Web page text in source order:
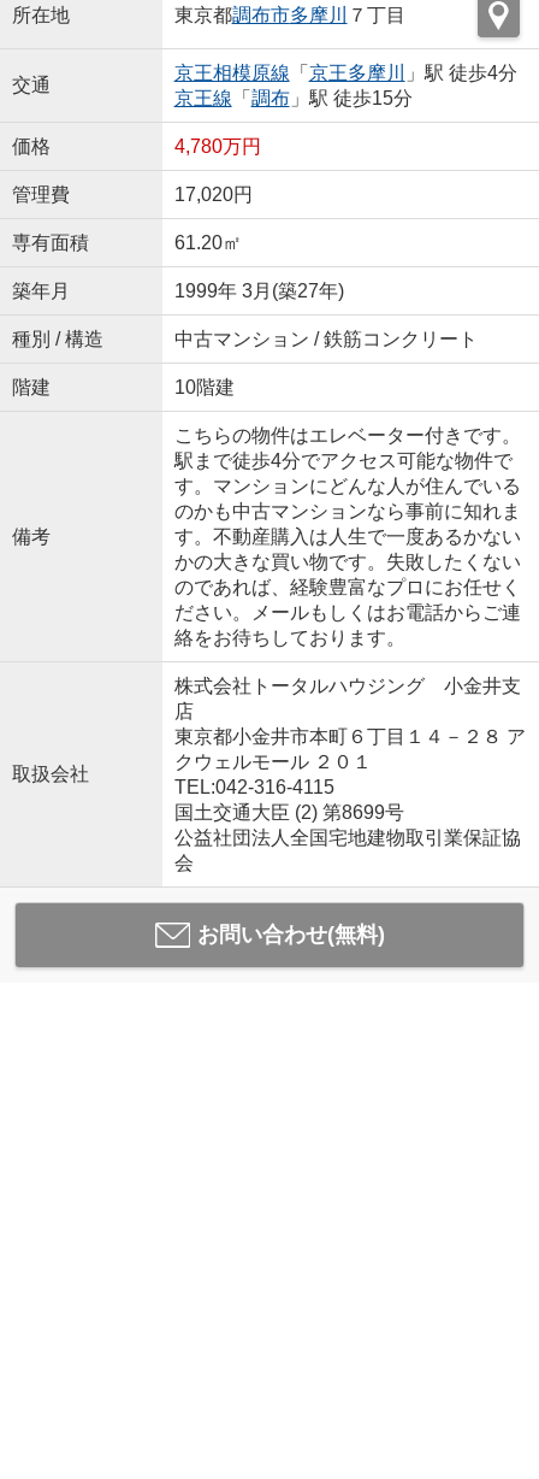
所在地 東京都調布市多摩川 ７丁目
交通
京王相模原線 「 京王多摩川
」駅 徒歩4分
京王線 「 調布」駅 徒歩15分
価格 4,780万円
管理費 17,020円
専有面積 61.20㎡
築年月 1999年 3月(築27年)
種別 / 構造 中古マンション / 鉄筋コンクリート
階建 10階建
備考
こちらの物件はエレベーター付きです。
駅まで徒歩4分でアクセス可能な物件で
す。マンションにどんな人が住んでいる
のかも中古マンションなら事前に知れま
す。不動産購入は人生で一度あるかない
かの大きな買い物です。失敗したくない
のであれば、経験豊富なプロにお任せく
ださい。メールもしくはお電話からご連
絡をお待ちしております。
取扱会社
株式会社トータルハウジング 小金井支
店
東京都小金井市本町６丁目１４－２８ ア
クウェルモール ２０１
TEL:042-316-4115
国土交通大臣 (2) 第8699号
公益社団法人全国宅地建物取引業保証協
会
お問い合わせ(無料)